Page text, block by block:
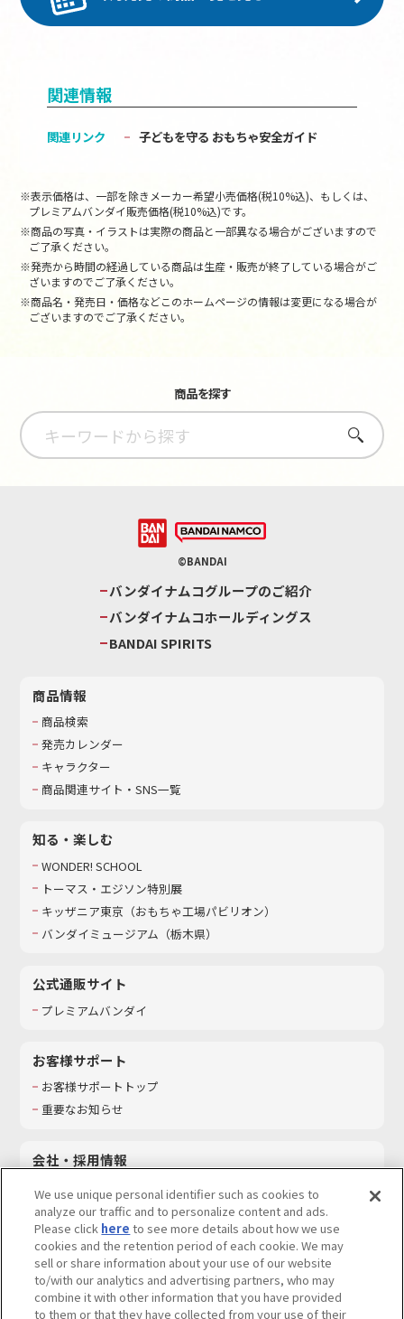
関連情報
関連リンク 子どもを守る おもちゃ安全ガイド
※表示価格は、一部を除きメーカー希望小売価格(税10%込)、もしくは、
プレミアムバンダイ販売価格(税10%込)です。
※商品の写真・イラストは実際の商品と一部異なる場合がございますので
ご了承ください。
※発売から時間の経過している商品は生産・販売が終了している場合がご
ざいますのでご了承ください。
※商品名・発売日・価格などこのホームページの情報は変更になる場合が
ございますのでご了承ください。
商品を探す
さがす
©BANDAI
バンダイナムコグループのご紹介
バンダイナムコホールディングス
BANDAI SPIRITS
商品情報
商品検索
発売カレンダー
キャラクター
商品関連サイト・SNS一覧
知る・楽しむ
WONDER! SCHOOL
トーマス・エジソン特別展
キッザニア東京（おもちゃ工場パビリオン）​
バンダイミュージアム（栃木県）
公式通販サイト
プレミアムバンダイ
お客様サポート
お客様サポートトップ
重要なお知らせ
会社・採用情報
採用情報
サステナビリティ
お問い合わせ
We use unique personal identifier such as cookies to
analyze our traffic and to personalize content and ads.
Please click here to see more details about how we use
cookies and the retention period of each cookie. We may
sell or share information about your use of our website
to/with our analytics and advertising partners, who may
combine it with other information that you have provided
to them or that they have collected from your use of their